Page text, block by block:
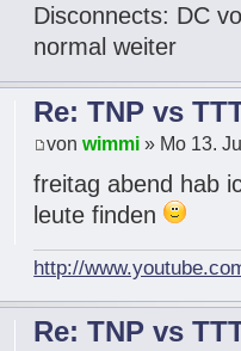
Disconnects: DC
normal weiter
Re: TNP vs
vonwimmi » Mo 13.
freitag abend hab
leute finden
http://
Re: TNP vs